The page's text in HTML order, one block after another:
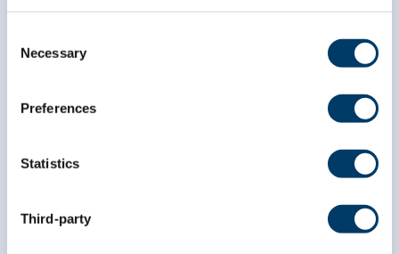
Selection
Necessary
Preferences
Statistics
Third-partyNom